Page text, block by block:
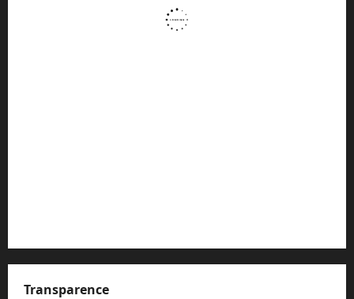
Transparence